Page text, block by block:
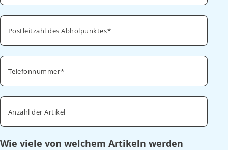
Postleitzahl des Abholpunktes
Telefonnummer
Anzahl der Artikel
Wie viele von welchem Artikeln werden